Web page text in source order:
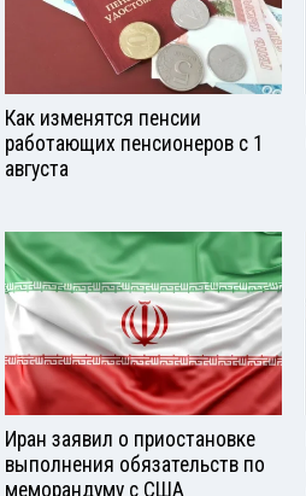
Как изменятся пенсии
работающих пенсионеров с 1
августа
Иран заявил о приостановке
выполнения обязательств по
меморандуму с США